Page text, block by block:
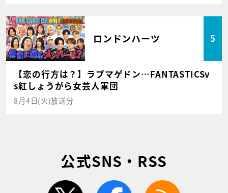
ロンドンハーツ 5
【恋の行方は？】ラブマゲドン…FANTASTICSv
s紅しょうがら女芸人軍団
8月4日(火)放送分
公式SNS・RSS
twitter facebook